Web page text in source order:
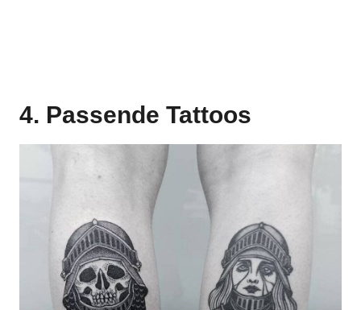
4. Passende Tattoos